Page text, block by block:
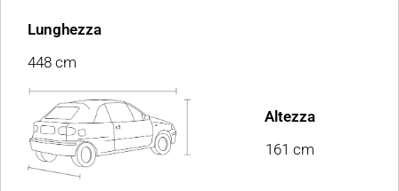
Lunghezza
448 cm
Altezza
161 cm